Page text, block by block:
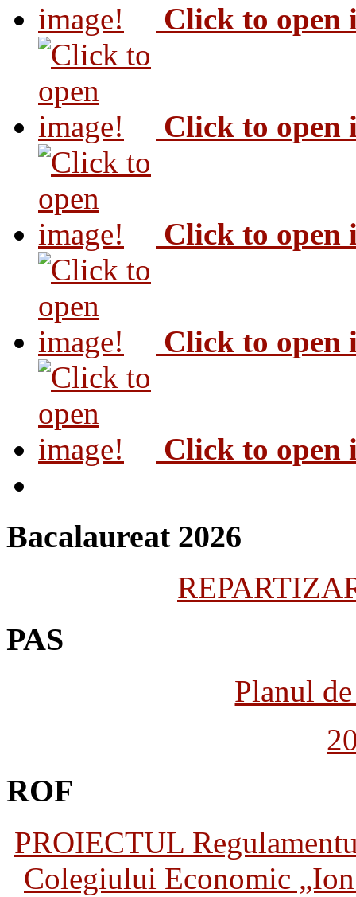
Click to open
Click to open
Click to open
Click to open
Click to open
Bacalaureat 2026
PAS
Planul
ROF
PROIECTUL
Colegiului Economic